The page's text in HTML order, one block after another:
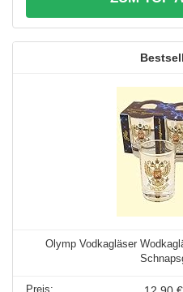
Olymp Vodkagläser